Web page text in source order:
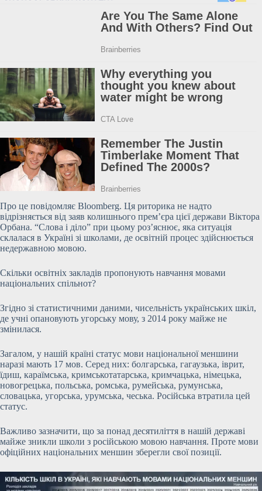
Про це повідомляє Bloomberg. Ця риторика не надто
відрізняється від заяв колишнього прем’єра цієї держави Віктора
Орбана. “Слова і діло” при цьому роз’яснює, яка ситуація
склалася в Україні зі школами, де освітній процес здійснюється
недержавною мовою.
Скільки освітніх закладів пропонують навчання мовами
національних спільнот?
Згідно зі статистичними даними, чисельність українських шкіл,
де учні опановують угорську мову, з 2014 року майже не
змінилася.
Загалом, у нашій країні статус мови національної меншини
наразі мають 17 мов. Серед них: болгарська, гагаузька, іврит,
їдиш, караїмська, кримськотатарська, кримчацька, німецька,
новогрецька, польська, ромська, румейська, румунська,
словацька, угорська, урумська, чеська. Російська втратила цей
статус.
Важливо зазначити, що за понад десятиліття в нашій державі
майже зникли школи з російською мовою навчання. Проте мови
офіційних національних меншин зберегли свої позиції.